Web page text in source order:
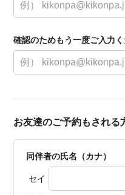
確認のためもう一度ご入力
お友達のご予約もされる
同伴者の氏名（カナ）
セイ